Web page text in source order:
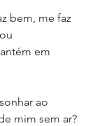
bem, me faz
em
ao
mim sem ar?